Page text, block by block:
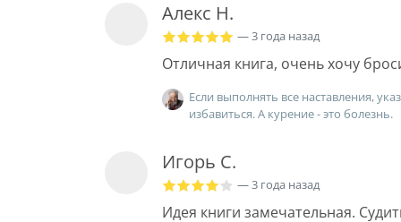
Алекс Н.
— 3 года назад
Отличная книга, очень хочу
Если выполнять все наставления,
избавиться. А курение - это болезнь.
Игорь С.
— 3 года назад
Идея книги замечательная.